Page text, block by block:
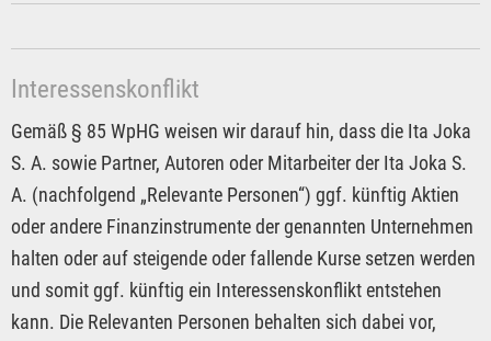
Interessenskonflikt
Gemäß § 85 WpHG weisen wir darauf hin, dass die Ita Joka
S. A. sowie Partner, Autoren oder Mitarbeiter der Ita Joka S.
A. (nachfolgend „Relevante Personen“) ggf. künftig Aktien
oder andere Finanzinstrumente der genannten Unternehmen
halten oder auf steigende oder fallende Kurse setzen werden
und somit ggf. künftig ein Interessenskonflikt entstehen
kann. Die Relevanten Personen behalten sich dabei vor,